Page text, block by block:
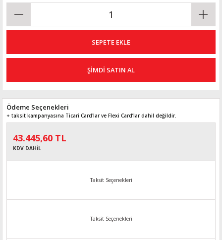
SEPETE EKLE
ŞİMDİ SATIN AL
Ödeme Seçenekleri
+ taksit kampanyasına Ticari Card'lar ve Flexi Card’lar dahil değildir.
43.445,60 TL
KDV DAHİL
Taksit Seçenekleri
Taksit Seçenekleri